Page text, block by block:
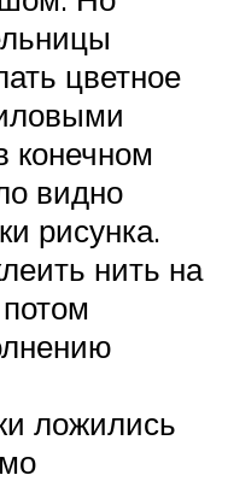
цветное
конечном
видно
рисунка.
нить на
ложились